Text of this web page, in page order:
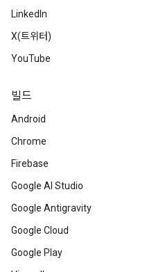
LinkedIn
X(트위터)
YouTube
빌드
Android
Chrome
Firebase
Google AI Studio
Google Antigravity
Google Cloud
Google Play